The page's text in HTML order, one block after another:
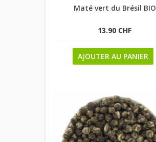
Maté vert du Brésil BIO
13.90 CHF
AJOUTER AU PANIER